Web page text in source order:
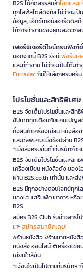
B2S ได้คัดสรรสินค้าไอทีและ
ทุกไลฟ์สไตล์ดิจิทัล ไม่ว่าจะเป็
ข้อมูล, เอ็กซ์เทอนัลฮาร์ดดิสก์
ให้การทำงานของคุณสะดวก
เฟอร์นิเจอร์ดีไซน์ครบฟังก์
นอกจากนี้ B2S ยังมีเฟอร์นิเจ
และที่ทำงาน ไม่ว่าจะเป็นโต๊ะ
Furradecก็มีให้เลือกครบครัน
โปรโมชั่นและสิทธิพิเศษ
B2S จัดเต็มโปรโมชั่นและสิท
อัปเดตทุกเดือนกับแคมเปญล
ทั้งสินค้าเครื่องเขียน หนังสือ
และดีลพิเศษเมื่อช้อปผ่าน
*เมื่อสั่งครบขั้นต่ำที่บริษัทกำห
B2S จัดเต็มโปรโมชั่นและสิท
เครื่องเขียน หนังสือดัง ของ
ผ่าน B2S.co.th เท่านั้น และ
B2S มีทุกอย่างตอบโจทย์ทุกไ
ของเล่นเสริมพัฒนาการ หรือ
B2S
สมัคร B2S Club รับข่าวสารโ
👉 สมัครสมาชิกเลย!
#ร้านหนังสือ #ร้านขายหนังสื
หนังสือ ออนไลน์ #เครื่องเขี
เขียนใกล้ฉัน
*เงื่อนไขเป็นไปตามที่บริษัทฯ